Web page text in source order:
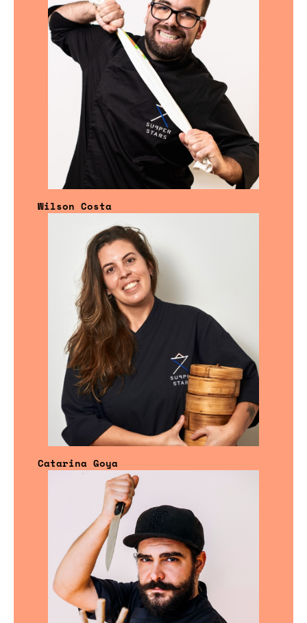
Wilson Costa
Catarina Goya